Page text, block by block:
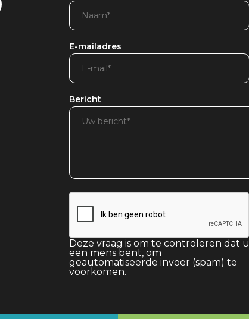
E-mailadres
Bericht
Deze vraag is om te controleren dat u
een mens bent, om
geautomatiseerde invoer (spam) te
voorkomen.